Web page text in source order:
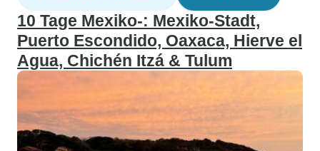
10 Tage Mexiko-: Mexiko-Stadt,
Puerto Escondido, Oaxaca, Hierve el
Agua, Chichén Itzá & Tulum